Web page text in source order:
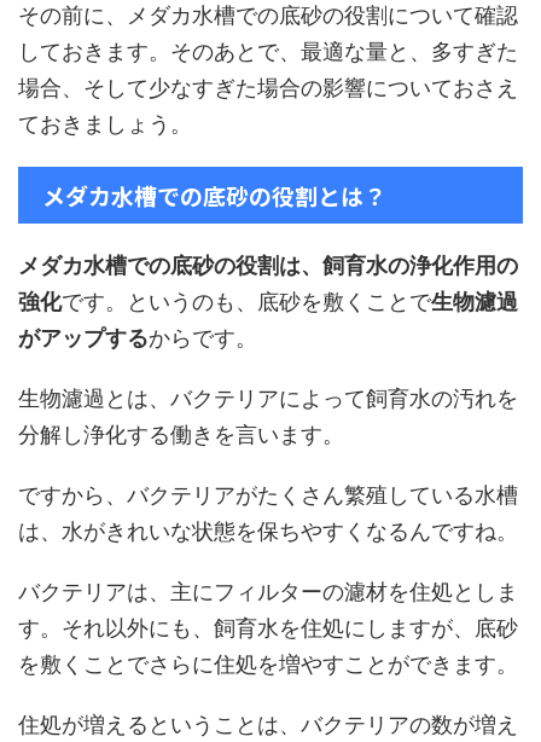
その前に、メダカ水槽での底砂の役割について確認
しておきます。そのあとで、最適な量と、多すぎた
場合、そして少なすぎた場合の影響についておさえ
ておきましょう。
メダカ水槽での底砂の役割とは？
メダカ水槽での底砂の役割は、飼育水の浄化作用の
強化です。というのも、底砂を敷くことで生物濾過
がアップするからです。
生物濾過とは、バクテリアによって飼育水の汚れを
分解し浄化する働きを言います。
ですから、バクテリアがたくさん繁殖している水槽
は、水がきれいな状態を保ちやすくなるんですね。
バクテリアは、主にフィルターの濾材を住処としま
す。それ以外にも、飼育水を住処にしますが、底砂
を敷くことでさらに住処を増やすことができます。
住処が増えるということは、バクテリアの数が増え